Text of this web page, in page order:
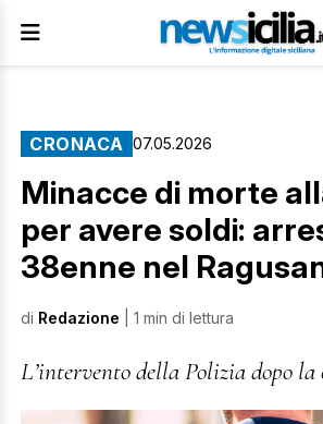
CRONACA 07.05.2026
Minacce di morte
per avere soldi:
38enne nel
di Redazione | 1 min di lettura
L’intervento della Polizia dopo la